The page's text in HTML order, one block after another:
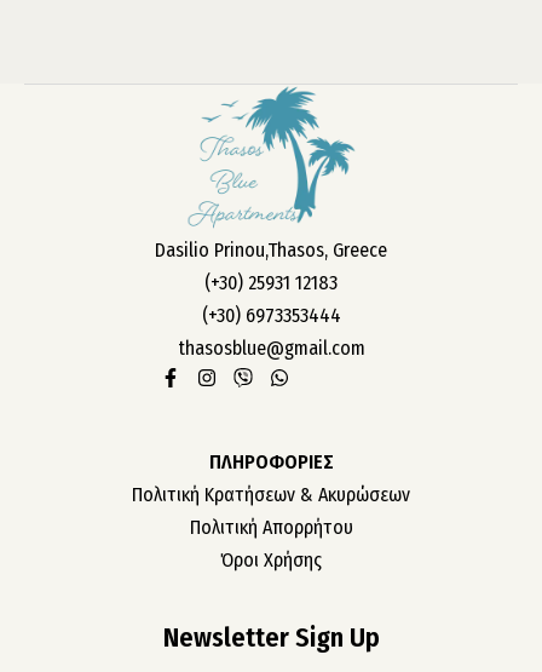
Dasilio Prinou,Thasos, Greece
(+30) 25931 12183
(+30) 6973353444
thasosblue@gmail.com
ΠΛΗΡΟΦΟΡΙΕΣ
Πολιτική Κρατήσεων & Ακυρώσεων
Πολιτική Απορρήτου
Όροι Χρήσης
Newsletter Sign Up